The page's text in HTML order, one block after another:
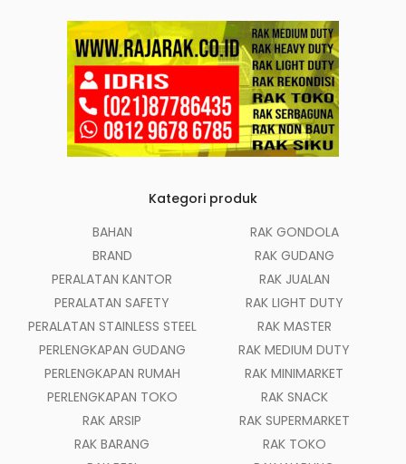
Kategori produk
BAHAN
BRAND
PERALATAN KANTOR
PERALATAN SAFETY
PERALATAN STAINLESS STEEL
PERLENGKAPAN GUDANG
PERLENGKAPAN RUMAH
PERLENGKAPAN TOKO
RAK ARSIP
RAK BARANG
RAK GONDOLA
RAK GUDANG
RAK JUALAN
RAK LIGHT DUTY
RAK MASTER
RAK MEDIUM DUTY
RAK MINIMARKET
RAK SNACK
RAK SUPERMARKET
RAK TOKO